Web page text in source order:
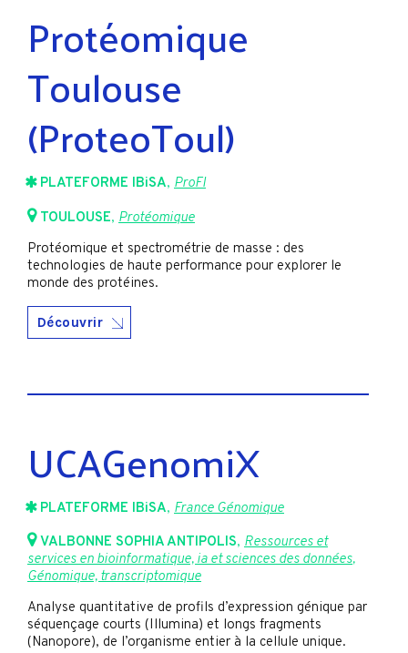
Protéomique
Toulouse
(ProteoToul)
PLATEFORME IBiSA, ProFI
TOULOUSE, Protéomique
Protéomique et spectrométrie de masse : des
technologies de haute performance pour explorer le
monde des protéines.
Découvrir
UCAGenomiX
PLATEFORME IBiSA, France Génomique
VALBONNE SOPHIA ANTIPOLIS, Ressources et
services en bioinformatique, ia et sciences des données,
Génomique, transcriptomique
Analyse quantitative de profils d’expression génique par
séquençage courts (Illumina) et longs fragments
(Nanopore), de l’organisme entier à la cellule unique.